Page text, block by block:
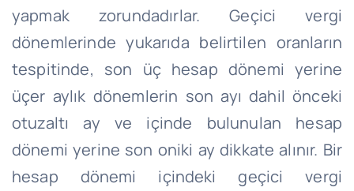
yapmak zorundadırlar. Geçici vergi
dönemlerinde yukarıda belirtilen oranların
tespitinde, son üç hesap dönemi yerine
üçer aylık dönemlerin son ayı dahil önceki
otuzaltı ay ve içinde bulunulan hesap
dönemi yerine son oniki ay dikkate alınır. Bir
hesap dönemi içindeki geçici vergi